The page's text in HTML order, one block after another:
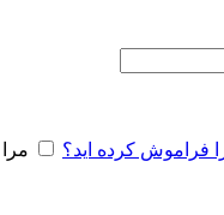
فراموش کرده اید؟